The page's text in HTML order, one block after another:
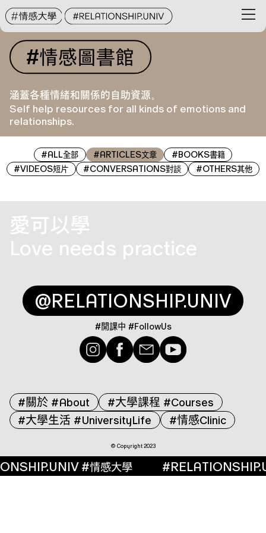
#情感圖書館
涵蓋各種情緒和關係的自助資源。
Self help resources for all kinds of emotions and
relationships.
#ALL全部 #ARTICLES文章 #BOOKS書籍
#VIDEOS短片 #CONVERSATIONS對談 #OTHERS其他
愛可以學
Love needs practice
@RELATIONSHIP.UNIV
#開課中 #FollowUs
#關於 #About #大學課程 #Courses
#大學生活 #UniversityLife #情感Clinic
© Copyright 2023
#情感大學